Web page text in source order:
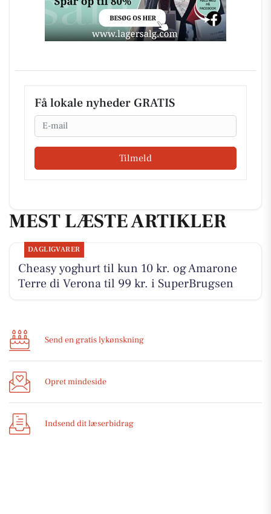
Få lokale nyheder GRATIS
Email
Tilmeld
MEST LÆSTE ARTIKLER
DAGLIGVARER
Cheasy yoghurt til kun 10 kr. og Amarone
Terre di Verona til 99 kr. i SuperBrugsen
Send en gratis lykønskning
Opret mindeside
Indsend dit læserbidrag